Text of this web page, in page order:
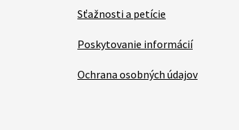
Sťažnosti a petície
Poskytovanie informácií
Ochrana osobných údajov